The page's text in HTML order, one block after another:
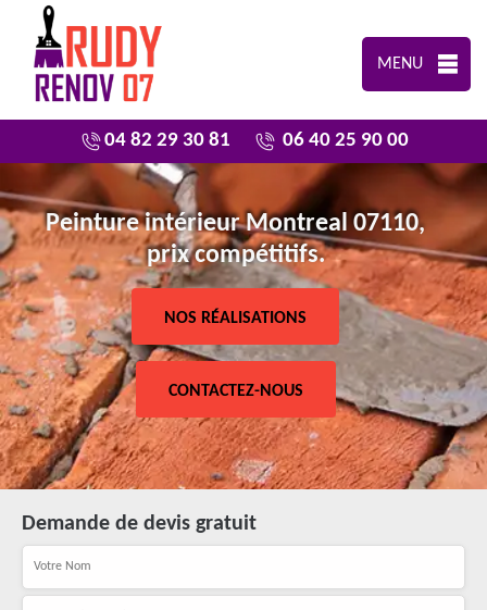
MENU
04 82 29 30 81 06 40 25 90 00
Peinture intérieur Montreal 07110,
prix compétitifs.
NOS RÉALISATIONS
CONTACTEZ-NOUS
Demande de devis gratuit